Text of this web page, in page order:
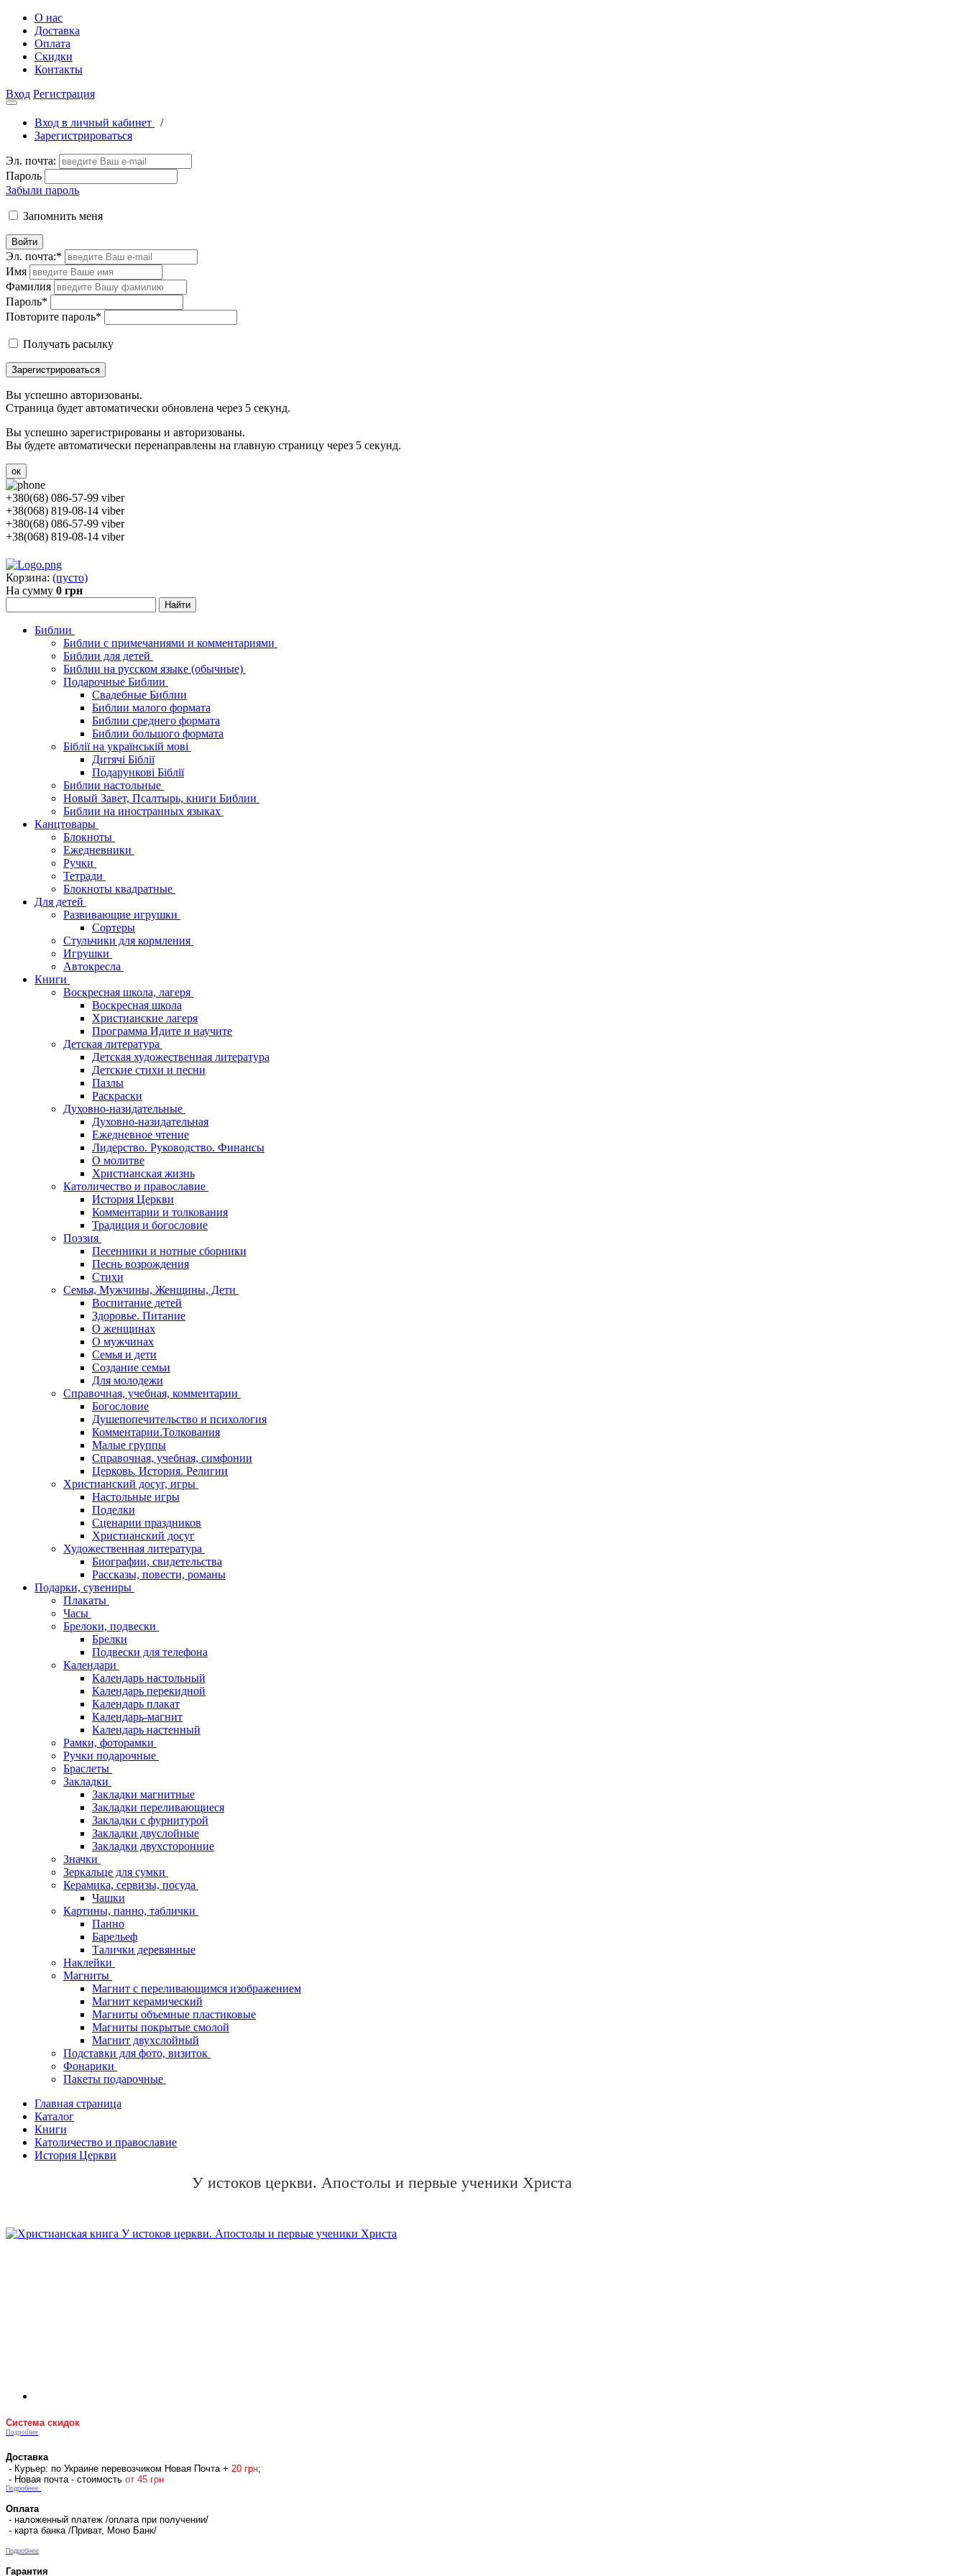
О нас
Доставка
Оплата
Скидки
Контакты
Вход Регистрация
Вход в личный кабинет
/
Зарегистрироваться
Эл. почта:
Пароль
Забыли пароль
Запомнить меня
Войти
Эл. почта:*
Имя
Фамилия
Пароль*
Повторите пароль*
Получать расылку
Зарегистрироваться
Вы успешно авторизованы.
Страница будет автоматически обновлена через 5 секунд.
Вы успешно зарегистрированы и авторизованы.
Вы будете автоматически перенаправлены на главную страницу через 5 секунд.
ок
+380(68) 086-57-99 viber
+38(068) 819-08-14 viber
+380(68) 086-57-99 viber
+38(068) 819-08-14 viber
Корзина: (пусто)
На сумму 0 грн
Библии
Библии с примечаниями и комментариями
Библии для детей
Библии на русском языке (обычные)
Подарочные Библии
Свадебные Библии
Библии малого формата
Библии среднего формата
Библии большого формата
Біблії на українській мові
Дитячі Біблії
Подарункові Біблії
Библии настольные
Новый Завет, Псалтырь, книги Библии
Библии на иностранных языках
Канцтовары
Блокноты
Ежедневники
Ручки
Тетради
Блокноты квадратные
Для детей
Развивающие игрушки
Сортеры
Стульчики для кормления
Игрушки
Автокресла
Книги
Воскресная школа, лагеря
Воскресная школа
Христианские лагеря
Программа Идите и научите
Детская литература
Детская художественная литература
Детские стихи и песни
Пазлы
Раскраски
Духовно-назидательные
Духовно-назидательная
Ежедневное чтение
Лидерство. Руководство. Финансы
О молитве
Христианская жизнь
Католичество и православие
История Церкви
Комментарии и толкования
Традиция и богословие
Поэзия
Песенники и нотные сборники
Песнь возрождения
Стихи
Семья, Мужчины, Женщины, Дети
Воспитание детей
Здоровье. Питание
О женщинах
О мужчинах
Семья и дети
Создание семьи
Для молодежи
Справочная, учебная, комментарии
Богословие
Душепопечительство и психология
Комментарии.Толкования
Малые группы
Справочная, учебная, симфонии
Церковь. История. Религии
Христианский досуг, игры
Настольные игры
Поделки
Сценарии праздников
Христианский досуг
Художественная литература
Биографии, свидетельства
Рассказы, повести, романы
Подарки, сувениры
Плакаты
Часы
Брелоки, подвески
Брелки
Подвески для телефона
Календари
Календарь настольный
Календарь перекидной
Календарь плакат
Календарь-магнит
Календарь настенный
Рамки, фоторамки
Ручки подарочные
Браслеты
Закладки
Закладки магнитные
Закладки переливающиеся
Закладки с фурнитурой
Закладки двуслойные
Закладки двухсторонние
Значки
Зеркальце для сумки
Керамика, сервизы, посуда
Чашки
Картины, панно, таблички
Панно
Барельеф
Талички деревянные
Наклейки
Магниты
Магнит с переливающимся изображением
Магнит керамический
Магниты объемные пластиковые
Магниты покрытые смолой
Магнит двухслойный
Подставки для фото, визиток
Фонарики
Пакеты подарочные
Главная страница
Каталог
Книги
Католичество и православие
История Церкви
У истоков церкви. Апостолы и первые ученики Христа
Система скидок
Подробнее
Доставка
- Курьер: по Украине перевозчиком Новая Почта + 20 грн;
- Новая почта - стоимость от 45 грн
Подробнее
Оплата
- наложенный платеж /оплата при получении/
- карта банка /Приват, Моно Банк/
Подробнее
Гарантия